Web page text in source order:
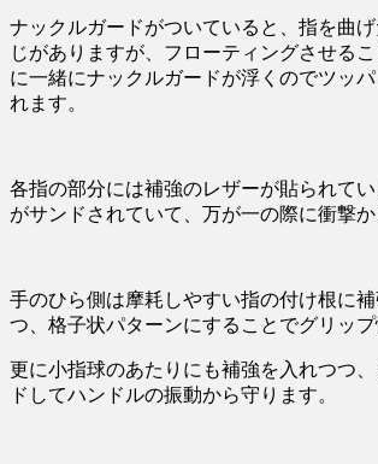
ナックルガードがついていると、指を曲
じがありますが、フローティングさせる
に一緒にナックルガードが浮くのでツッパ
れます。
各指の部分には補強のレザーが貼られて
がサンドされていて、万が一の際に衝撃か
手のひら側は摩耗しやすい指の付け根に
つ、格子状パターンにすることでグリップ
更に小指球のあたりにも補強を入れつつ
ドしてハンドルの振動から守ります。